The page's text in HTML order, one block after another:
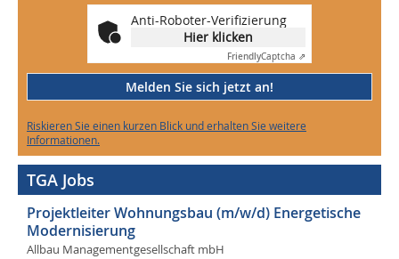
Anti-Roboter-Verifizierung
Hier klicken
FriendlyCaptcha ⇗
Melden Sie sich jetzt an!
Riskieren Sie einen kurzen Blick und erhalten Sie weitere
Informationen.
TGA Jobs
Projektleiter Wohnungsbau (m/w/d) Energetische
Modernisierung
Allbau Managementgesellschaft mbH